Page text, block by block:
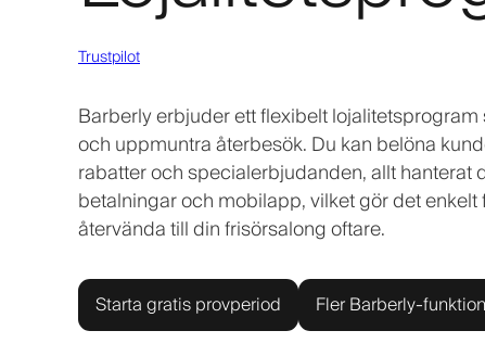
Trustpilot
Barberly erbjuder ett flexibelt
och uppmuntra återbesök. Du kan belöna
rabatter och specialerbjudanden, allt hanterat
betalningar och mobilapp, vilket gör det
återvända till din frisörsalong oftare.
Starta gratis provperiod Fler Barberly-